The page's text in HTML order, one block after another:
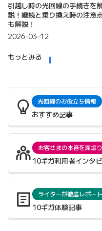
引越し時の光回線の手続きを
説！継続と乗り換え時の注意
も解説！
2026-03-12
もっとみる
光回線のお役立ち情報
おすすめ記事
お客さまの本音を深堀り
10ギガ利用者インタ
ライターが徹底レポート
10ギガ体験記事